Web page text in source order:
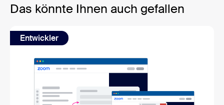
Das könnte Ihnen auch gefallen
Entwickler